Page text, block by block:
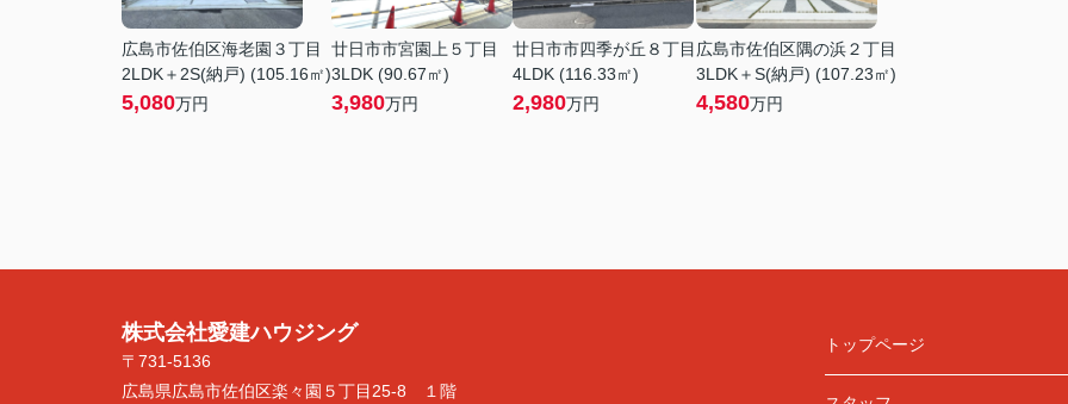
広島市佐伯区海老園３丁目
2LDK＋2S(納戸) (105.16㎡)
5,080万円
廿日市市宮園上５丁目
3LDK (90.67㎡)
3,980万円
廿日市市四季が丘８丁目
4LDK (116.33㎡)
2,980万円
広島市佐伯区隅の浜２丁目
3LDK＋S(納戸) (107.23㎡)
4,580万円
株式会社愛建ハウジング
〒731-5136
広島県広島市佐伯区楽々園５丁目25-8 １階
トップページ